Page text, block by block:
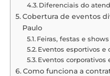
Diferenciais do
Cobertura de eventos
Paulo
Feiras, festas e shows
Eventos esportivos e
Eventos corporativos
Como funciona a